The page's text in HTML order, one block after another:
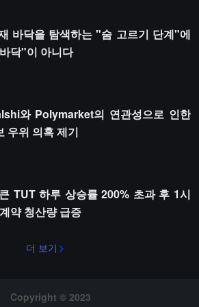
바닥을 탐색하는 "숨 고르기 단계"에
닥"이 아니다
와 Polymarket의 연관성으로 인한
우위 의혹 제기
TUT 하루 상승률 200% 초과 후 1시
약 청산량 급증
더 보기
Copyright © 2023